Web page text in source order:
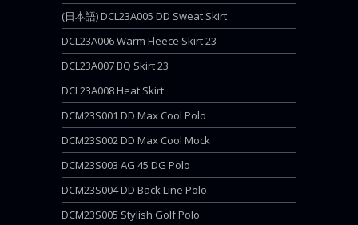
(日本語) DCL23A005 DD Sweat Skirt
DCL23A006 Warm Fleece Skirt 23
DCL23A007 BQ Skirt 23
DCL23A008 Heat Skirt
DCM23S001 DD Max Cool Polo
DCM23S002 DD Max Cool Mock
DCM23S003 AG 45 DG Polo
DCM23S004 DD Back Line Polo
DCM23S005 Stylish Golf Polo